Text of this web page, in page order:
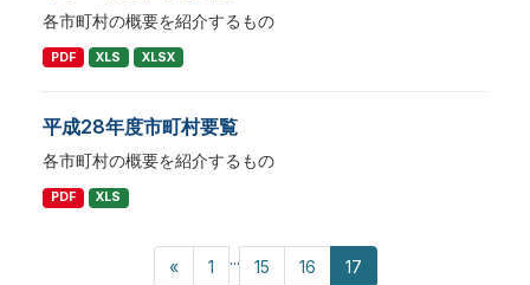
各市町村の概要を紹介するもの
PDF XLS XLSX
平成28年度市町村要覧
各市町村の概要を紹介するもの
PDF XLS
« 1 ... 15 16 17